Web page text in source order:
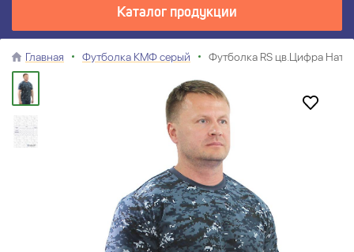
Каталог продукции
Главная Футболка КМФ серый Футболка RS цв.Цифра Нато